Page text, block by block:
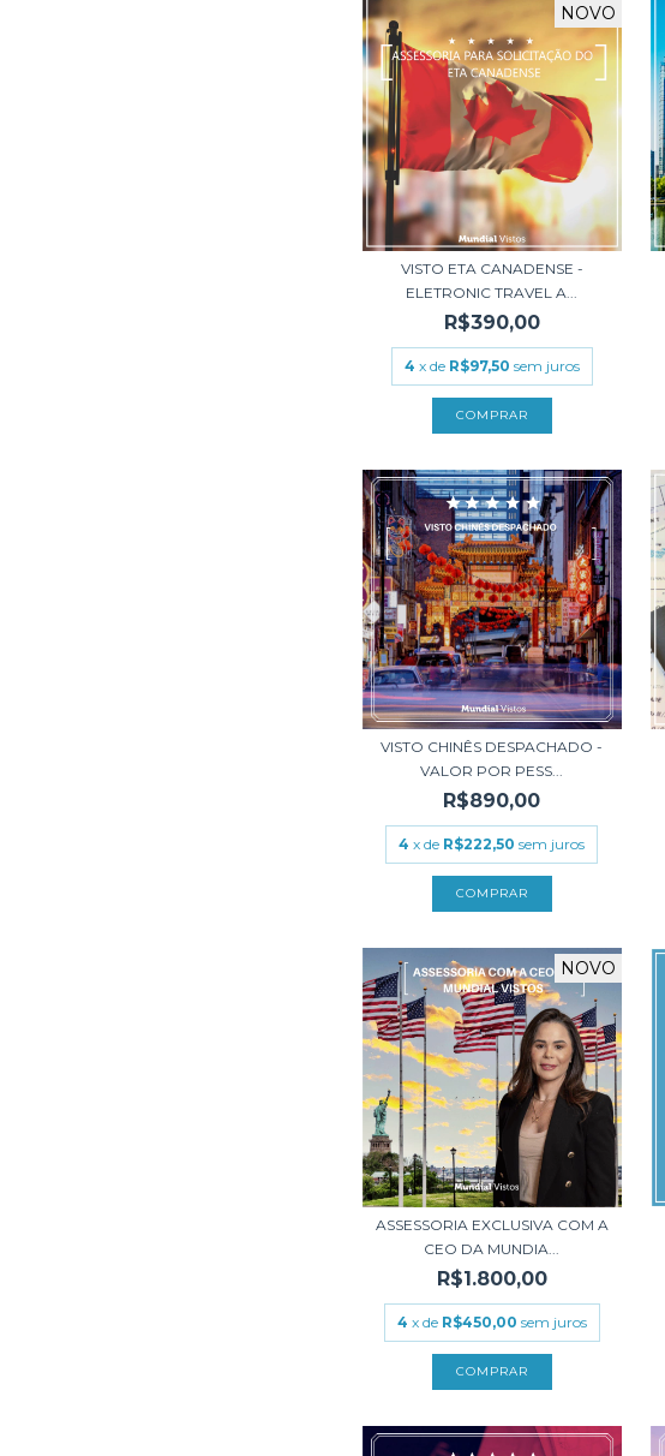
NOVO
VISTO ETA CANADENSE -
ELETRONIC TRAVEL A...
R$390,00
4 x de R$97,50 sem juros
VISTO CHINÊS DESPACHADO -
VALOR POR PESS...
R$890,00
4 x de R$222,50 sem juros
NOVO
ASSESSORIA EXCLUSIVA COM A
CEO DA MUNDIA...
R$1.800,00
4 x de R$450,00 sem juros